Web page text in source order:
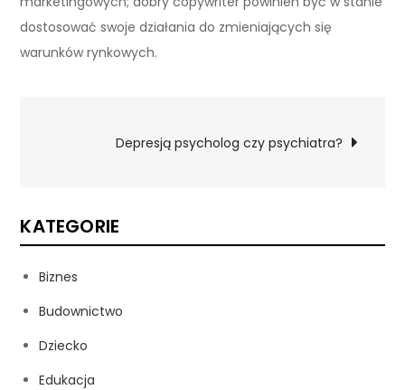
dostosować swoje działania do zmieniających się
warunków rynkowych.
Nawigacja
Depresją psycholog czy psychiatra?
KATEGORIE
Biznes
Budownictwo
Dziecko
Edukacja